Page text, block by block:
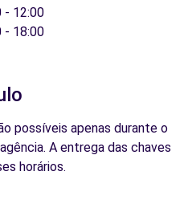
- 12:00
- 18:00
possíveis apenas durante o
A entrega das chaves
horários.